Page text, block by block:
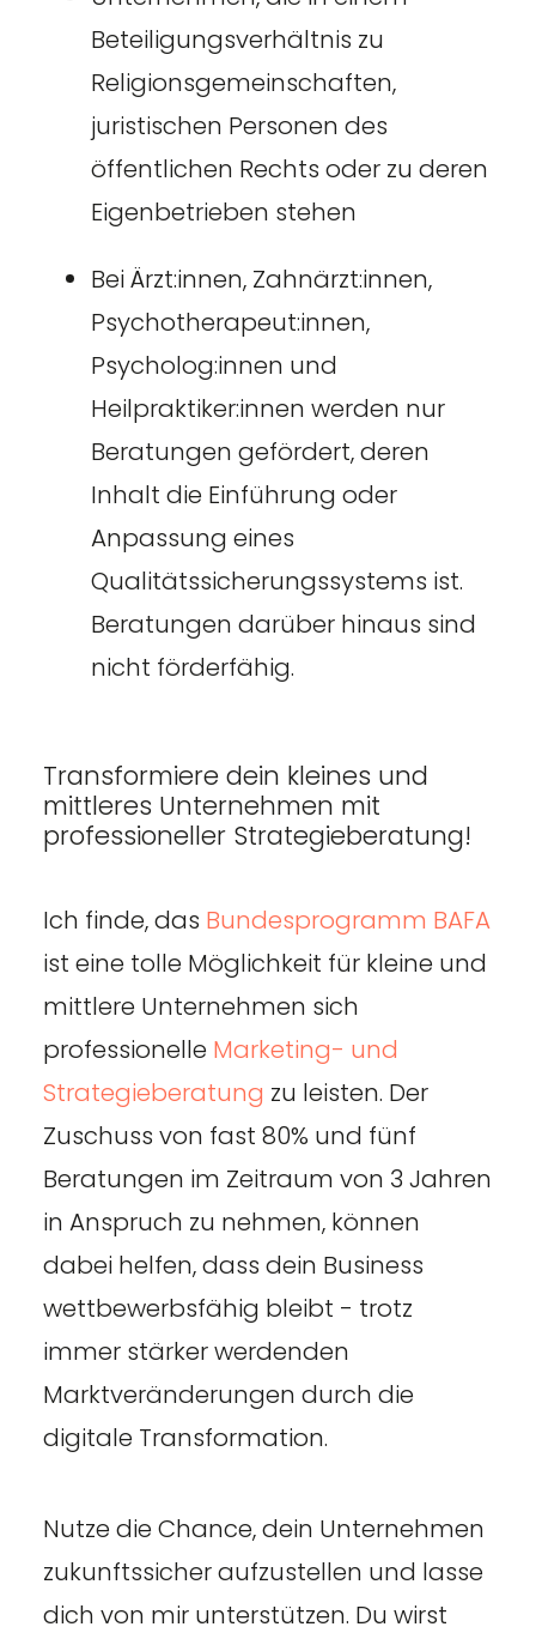
Beteiligungsverhältnis zu
Religionsgemeinschaften,
juristischen Personen des
öffentlichen Rechts oder zu deren
Eigenbetrieben stehen
Bei Ärzt:innen, Zahnärzt:innen,
Psychotherapeut:innen,
Psycholog:innen und
Heilpraktiker:innen werden nur
Beratungen gefördert, deren
Inhalt die Einführung oder
Anpassung eines
Qualitätssicherungssystems ist.
Beratungen darüber hinaus sind
nicht förderfähig.
Transformiere dein kleines und
mittleres Unternehmen mit
professioneller Strategieberatung!
Ich finde, das Bundesprogramm BAFA
ist eine tolle Möglichkeit für kleine und
mittlere Unternehmen sich
professionelle Marketing- und
Strategieberatung zu leisten. Der
Zuschuss von fast 80% und fünf
Beratungen im Zeitraum von 3 Jahren
in Anspruch zu nehmen, können
dabei helfen, dass dein Business
wettbewerbsfähig bleibt - trotz
immer stärker werdenden
Marktveränderungen durch die
digitale Transformation.
Nutze die Chance, dein Unternehmen
zukunftssicher aufzustellen und lasse
dich von mir unterstützen. Du wirst